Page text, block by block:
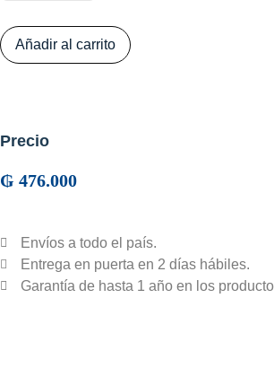
Añadir al carrito
Precio
₲ 476.000
Envíos a todo el país.
Entrega en puerta en 2 días hábiles.
Garantía de hasta 1 año en los